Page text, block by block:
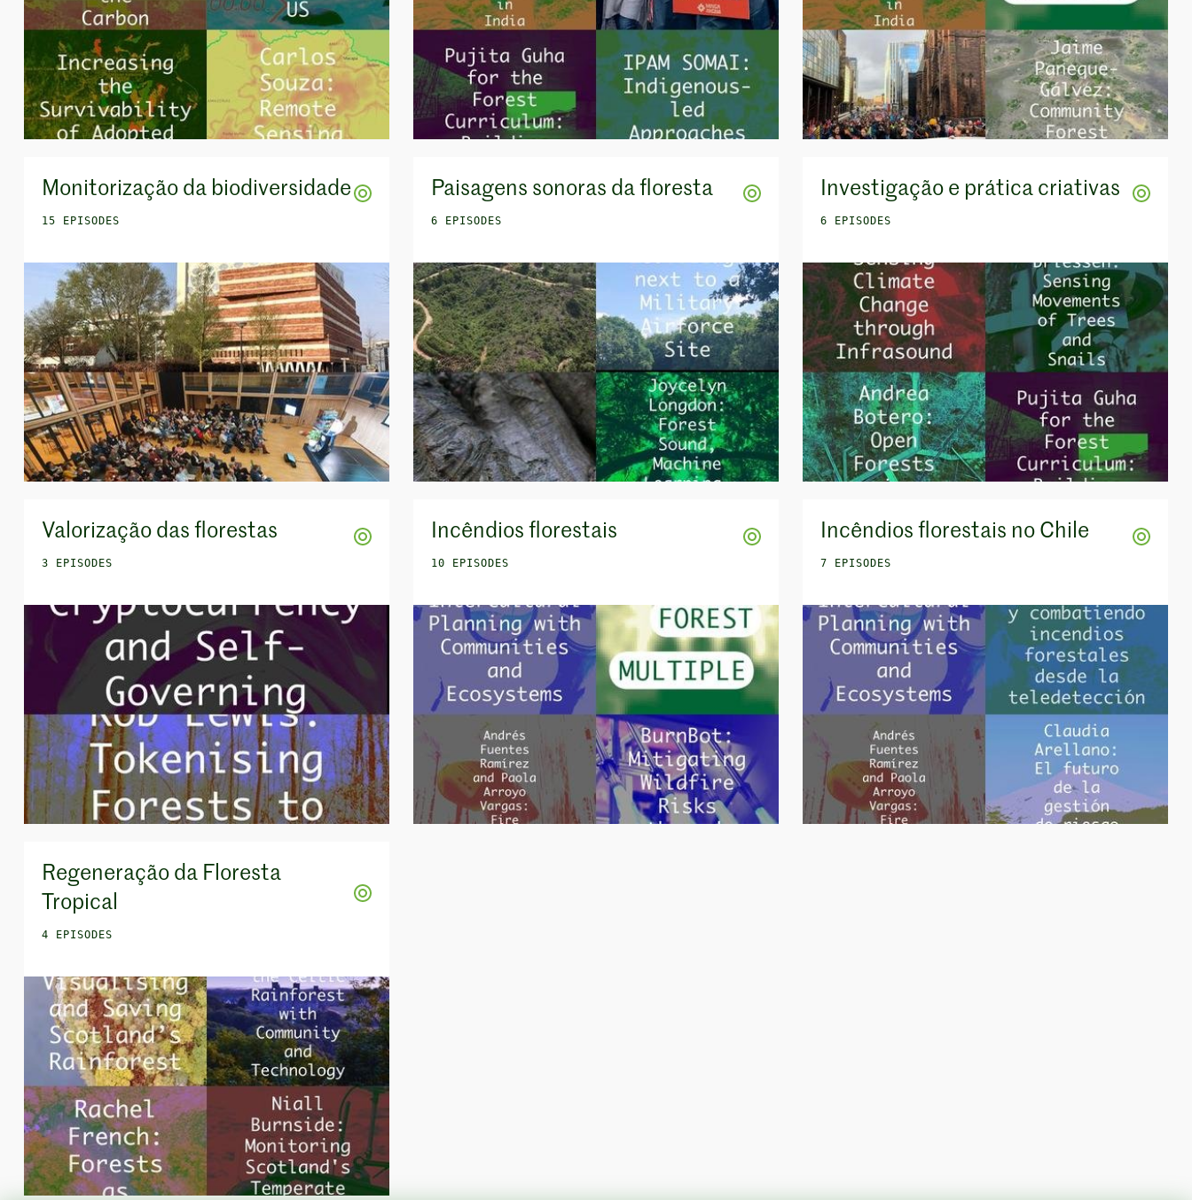
Monitorização da biodiversidade
15 EPISODES
Paisagens sonoras da floresta
6 EPISODES
Investigação e prática criativas
6 EPISODES
Valorização das florestas
3 EPISODES
Incêndios florestais
10 EPISODES
Incêndios florestais no Chile
7 EPISODES
Regeneração da Floresta
Tropical
4 EPISODES